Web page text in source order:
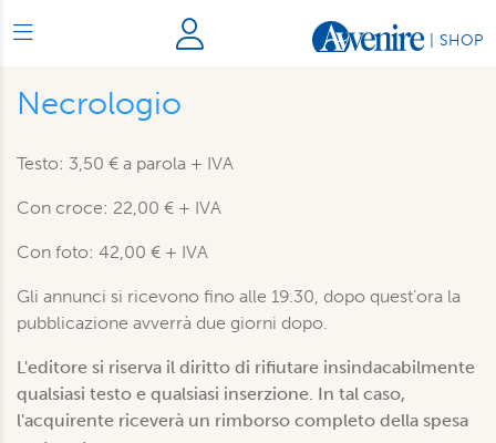
SHOP
Necrologio
Testo: 3,50 € a parola + IVA
Con croce: 22,00 € + IVA
Con foto: 42,00 € + IVA
Gli annunci si ricevono fino alle 19.30, dopo quest’ora la
pubblicazione avverrà due giorni dopo.
L'editore si riserva il diritto di rifiutare insindacabilmente
qualsiasi testo e qualsiasi inserzione. In tal caso,
l'acquirente riceverà un rimborso completo della spesa